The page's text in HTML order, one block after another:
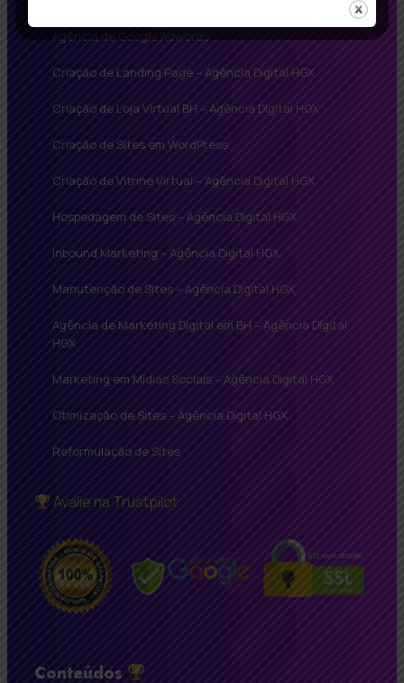
Agência de Google Adwords
Criação de Landing Page – Agência Digital HGX
Criação de Loja Virtual BH – Agência Digital HGX
Criação de Sites em WordPress
Criação de Vitrine Virtual – Agência Digital HGX
Hospedagem de Sites – Agência Digital HGX
Inbound Marketing – Agência Digital HGX
Manutenção de Sites – Agência Digital HGX
Agência de Marketing Digital em BH – Agência Digital
HGX
Marketing em Mídias Sociais – Agência Digital HGX
Otimização de Sites – Agência Digital HGX
Reformulação de Sites
Avalie na Trustpilot
Conteúdos